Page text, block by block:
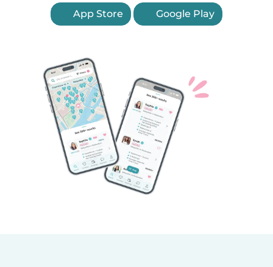
App Store Google Play